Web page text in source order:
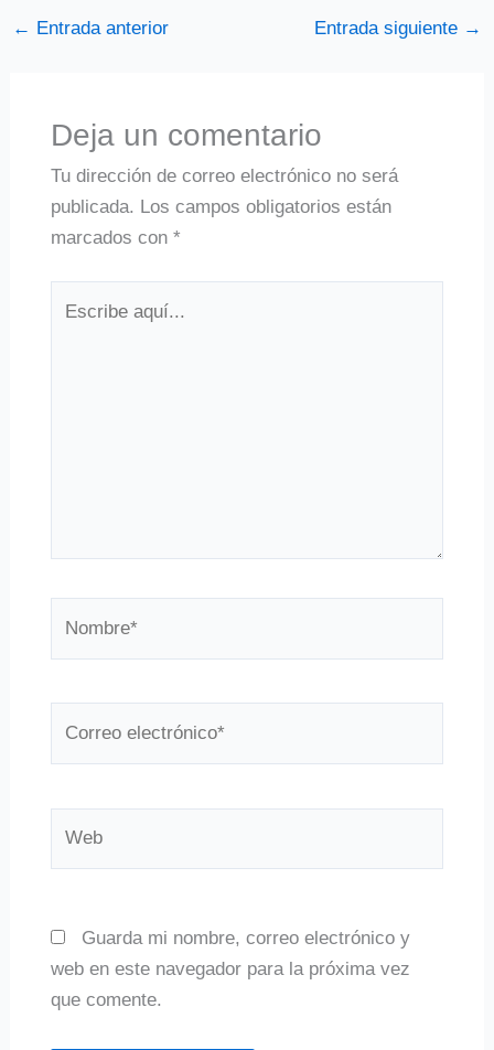
← Entrada anterior Entrada siguiente →
Deja un comentario
Tu dirección de correo electrónico no será
publicada. Los campos obligatorios están
marcados con *
Guarda mi nombre, correo electrónico y
web en este navegador para la próxima vez
que comente.